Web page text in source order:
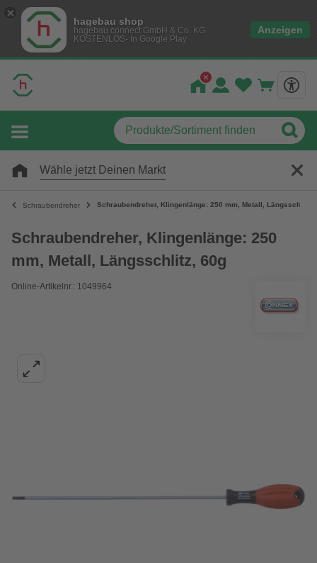
hagebau shop
hagebau connect GmbH & Co. KG
KOSTENLOS- In Google Play
Anzeigen
Wähle jetzt Deinen Markt
Schraubendreher Schraubendreher, Klingenlänge: 250 mm, Metall, Längsschlitz,
Schraubendreher, Klingenlänge: 250
mm, Metall, Längsschlitz, 60g
Online-Artikelnr.: 1049964